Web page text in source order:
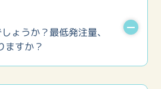
ょうか？最低発注量、
ますか？